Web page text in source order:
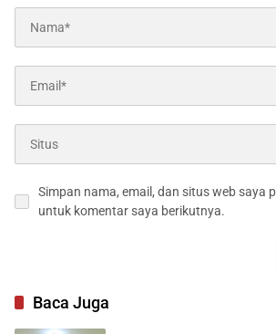
Simpan nama, email, dan situs web saya
untuk komentar saya berikutnya.
Baca Juga